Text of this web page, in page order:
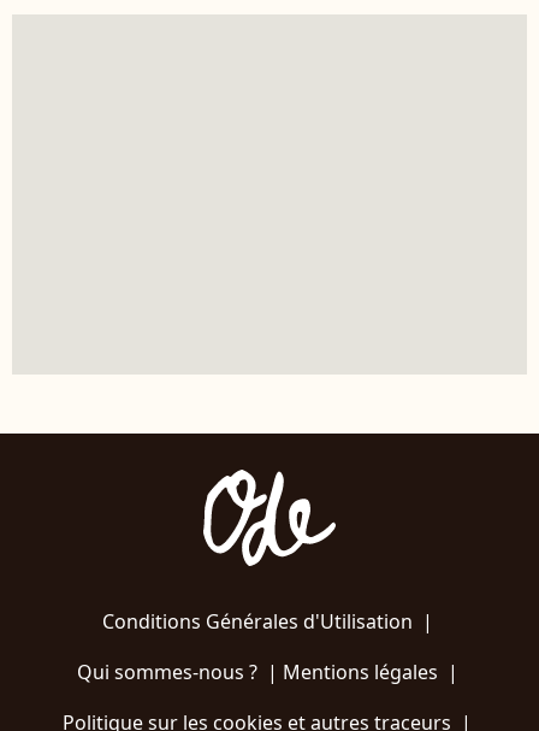
Conditions Générales d'Utilisation |
Qui sommes-nous ?| Mentions légales |
Politique sur les cookies et autres traceurs |